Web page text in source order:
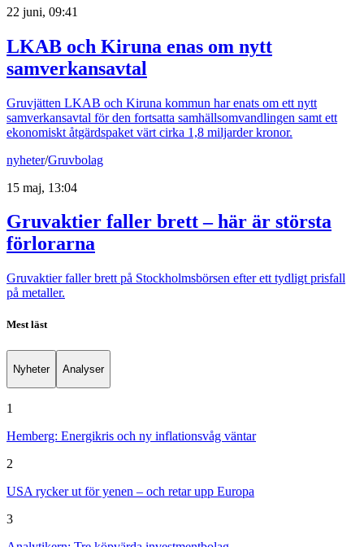
22 juni, 09:41
LKAB och Kiruna enas om nytt
samverkansavtal
Gruvjätten LKAB och Kiruna kommun har enats om ett nytt
samverkansavtal för den fortsatta samhällsomvandlingen samt ett
ekonomiskt åtgärdspaket värt cirka 1,8 miljarder kronor.
nyheter/Gruvbolag
15 maj, 13:04
Gruvaktier faller brett – här är största
förlorarna
Gruvaktier faller brett på Stockholmsbörsen efter ett tydligt prisfall
på metaller.
Mest läst
Nyheter Analyser
1
Hemberg: Energikris och ny inflationsvåg väntar
2
USA rycker ut för yenen – och retar upp Europa
3